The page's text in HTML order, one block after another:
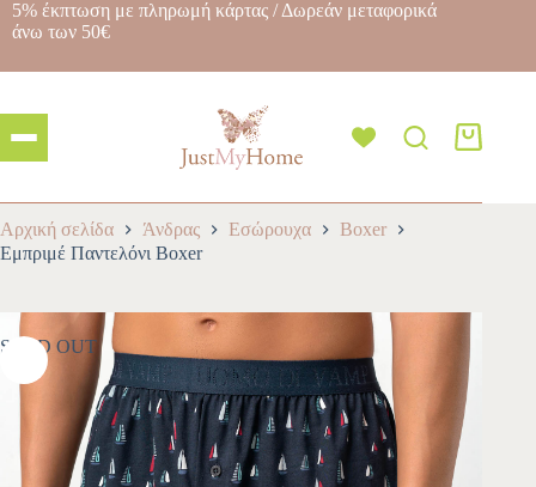
5% έκπτωση με πληρωμή κάρτας / Δωρεάν μεταφορικά
άνω των 50€
Αρχική σελίδα Άνδρας Εσώρουχα
Boxer
Εμπριμέ Παντελόνι Boxer
SOLD OUT